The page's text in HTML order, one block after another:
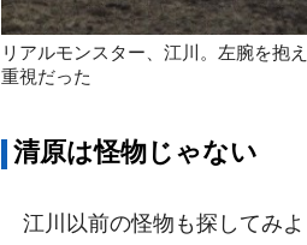
リアルモンスター、江川。左腕を抱
重視だった
清原は怪物じゃない
江川以前の怪物も探してみ